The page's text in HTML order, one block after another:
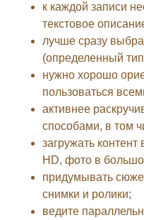
к каждой записи
текстовое
лучше сразу
(определенный
нужно хорошо
пользоваться
активнее
способами, в том
загружать контент
HD, фото в
придумывать
снимки и ролики;
ведите